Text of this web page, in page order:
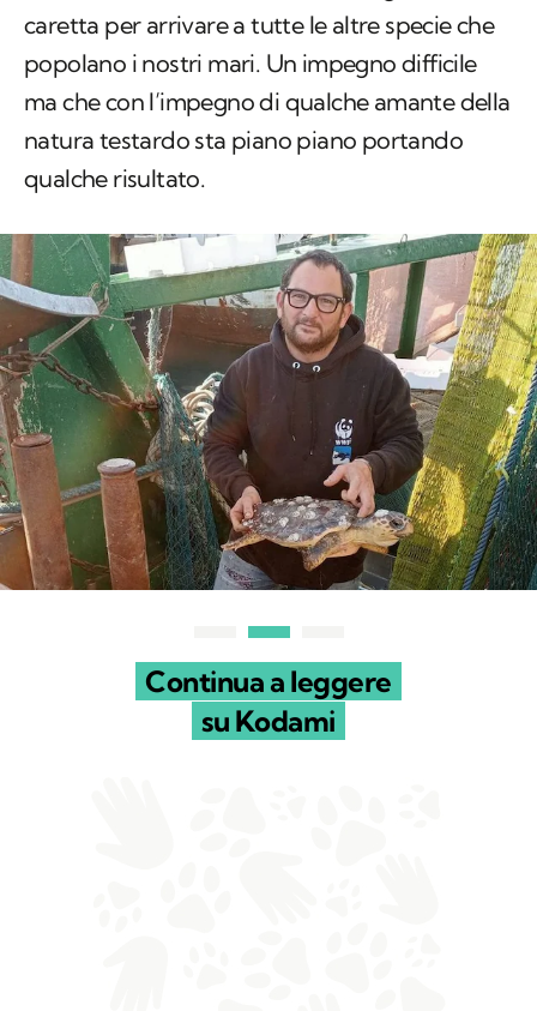
caretta per arrivare a tutte le altre specie che
popolano i nostri mari. Un impegno difficile
ma che con l’impegno di qualche amante della
natura testardo sta piano piano portando
qualche risultato.
Continua a leggere
su Kodami